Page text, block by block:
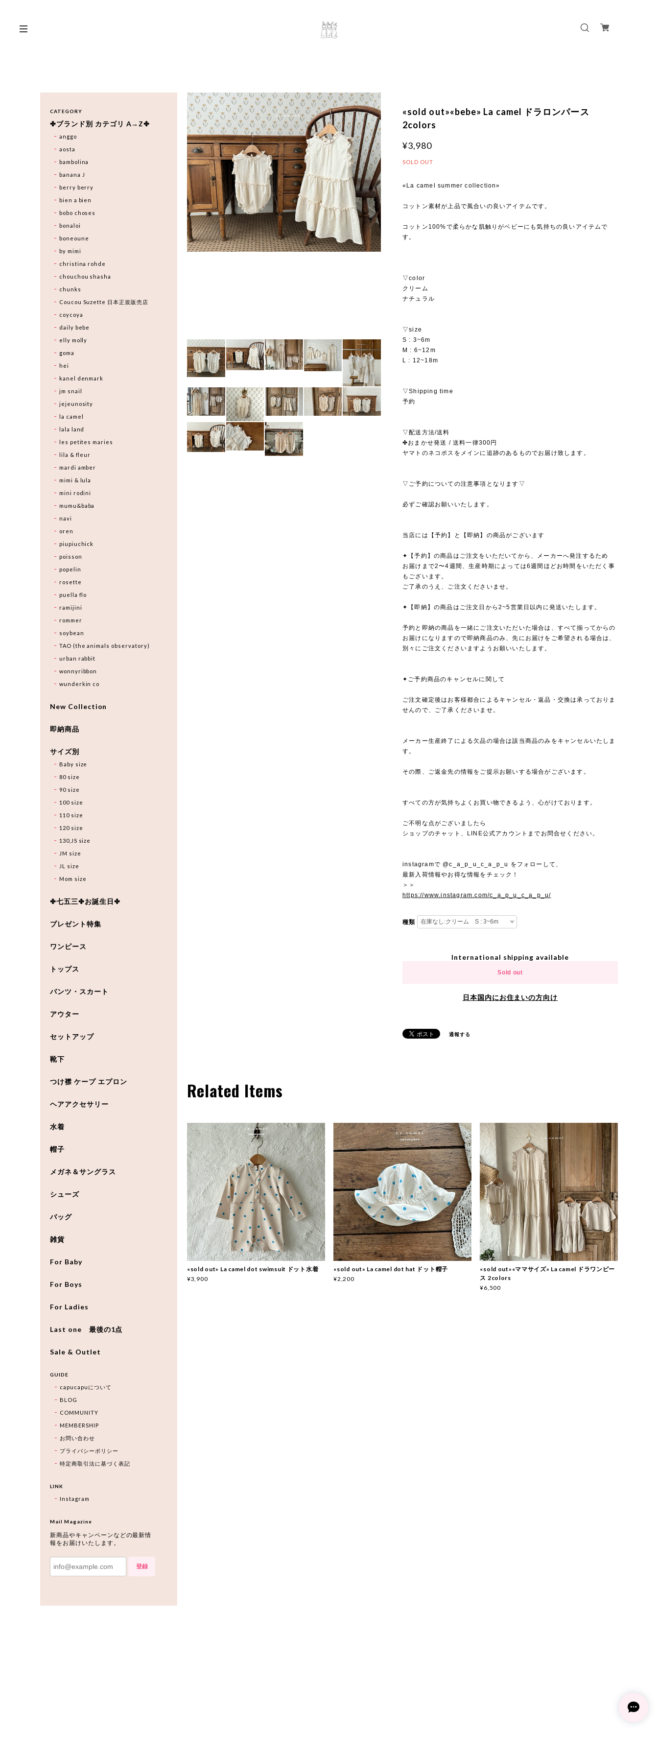
«sold out»«bebe» La camel ドラロンパース
2colors
¥3,980
SOLD OUT
«La camel summer collection»
コットン素材が上品で風合いの良いアイテムです。
コットン100%で柔らかな肌触りがベビーにも気持ちの良いアイテムで
す。
▽color
クリーム
ナチュラル
▽size
S : 3~6m
M : 6~12m
L : 12~18m
▽Shipping time
予約
▽配送方法/送料
✤おまかせ発送 / 送料一律300円
ヤマトのネコポスをメインに追跡のあるものでお届け致します。
▽ご予約についての注意事項となります▽
必ずご確認お願いいたします。
当店には【予約】と【即納】の商品がございます
✦【予約】の商品はご注文をいただいてから、メーカーへ発注するため
お届けまで2〜4週間、生産時期によっては6週間ほどお時間をいただく事
もございます。
ご了承のうえ、ご注文くださいませ。
✦【即納】の商品はご注文日から2~5営業日以内に発送いたします。
予約と即納の商品を一緒にご注文いただいた場合は、すべて揃ってからの
お届けになりますので即納商品のみ、先にお届けをご希望される場合は、
別々にご注文くださいますようお願いいたします。
✦ご予約商品のキャンセルに関して
ご注文確定後はお客様都合によるキャンセル・返品・交換は承っておりま
せんので、ご了承くださいませ。
メーカー生産終了による欠品の場合は該当商品のみをキャンセルいたしま
す。
その際、ご返金先の情報をご提示お願いする場合がございます。
すべての方が気持ちよくお買い物できるよう、心がけております。
ご不明な点がございましたら
ショップのチャット、LINE公式アカウントまでお問合せください。
instagramで @c_a_p_u_c_a_p_u をフォローして、
最新入荷情報やお得な情報をチェック！
＞＞
https://www.instagram.com/c_a_p_u_c_a_p_u/
種類
International shipping available
Sold out
日本国内にお住まいの方向け
通報する
Related Items
«sold out» La camel dot swimsuit ドット水着
¥3,900
«sold out» La camel dot hat ドット帽子
¥2,200
«sold out»«ママサイズ» La camel ドラワンピー
ス 2colors
¥6,500
CATEGORY
✤ブランド別 カテゴリ A→Z✤
anggo
aosta
bambolina
banana J
berry berry
bien a bien
bobo choses
bonaloi
boneoune
by mimi
christina rohde
chouchou shasha
chunks
Coucou Suzette 日本正規販売店
coycoya
daily bebe
elly molly
goma
hei
kanel denmark
jm snail
jejeunosity
la camel
lala land
les petites maries
lila & fleur
mardi amber
mimi & lula
mini rodini
mumu&baba
navi
oren
piupiuchick
poisson
popelin
rosette
puella flo
ramijini
rommer
soybean
TAO (the animals observatory)
urban rabbit
wonnyribbon
wunderkin co
New Collection
即納商品
サイズ別
Baby size
80 size
90 size
100 size
110 size
120 size
130,JS size
JM size
JL size
Mom size
✤七五三✤お誕生日✤
プレゼント特集
ワンピース
トップス
パンツ・スカート
アウター
セットアップ
靴下
つけ襟 ケープ エプロン
ヘアアクセサリー
水着
帽子
メガネ＆サングラス
シューズ
バッグ
雑貨
For Baby
For Boys
For Ladies
Last one 最後の1点
Sale & Outlet
GUIDE
capucapuについて
BLOG
COMMUNITY
MEMBERSHIP
お問い合わせ
プライバシーポリシー
特定商取引法に基づく表記
LINK
Instagram
Mail Magazine
新商品やキャンペーンなどの最新情
報をお届けいたします。
登録